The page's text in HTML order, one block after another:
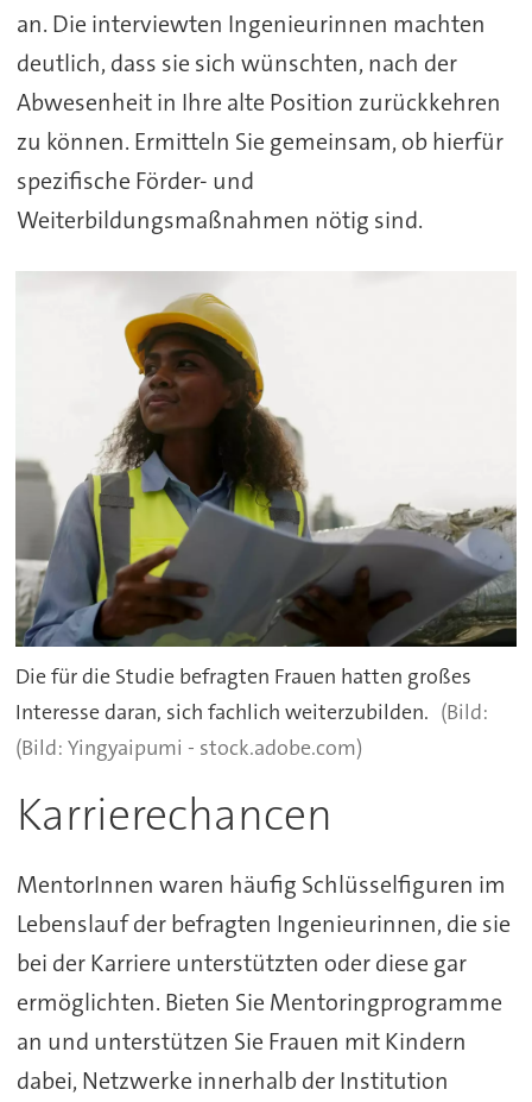
an. Die interviewten Ingenieurinnen machten
deutlich, dass sie sich wünschten, nach der
Abwesenheit in Ihre alte Position zurückkehren
zu können. Ermitteln Sie gemeinsam, ob hierfür
spezifische Förder- und
Weiterbildungsmaßnahmen nötig sind.
Die für die Studie befragten Frauen hatten großes
Interesse daran, sich fachlich weiterzubilden.
(Bild: Yingyaipumi - stock.adobe.com)
Karrierechancen
MentorInnen waren häufig Schlüsselfiguren im
Lebenslauf der befragten Ingenieurinnen, die sie
bei der Karriere unterstützten oder diese gar
ermöglichten. Bieten Sie Mentoringprogramme
an und unterstützen Sie Frauen mit Kindern
dabei, Netzwerke innerhalb der Institution